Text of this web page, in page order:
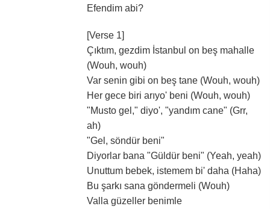
Efendim abi?
[Verse 1]
Çıktım, gezdim İstanbul on beş mahalle
(Wouh, wouh)
Var senin gibi on beş tane (Wouh, wouh)
Her gece biri arıyo' beni (Wouh, wouh)
"Musto gel," diyo', "yandım cane" (Grr,
ah)
"Gel, söndür beni"
Diyorlar bana "Güldür beni" (Yeah, yeah)
Unuttum bebek, istemem bi' daha (Haha)
Bu şarkı sana göndermeli (Wouh)
Valla güzeller benimle